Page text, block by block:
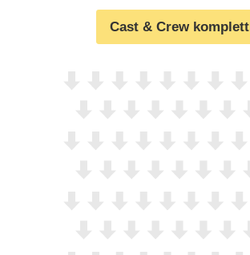
Cast & Crew komplett